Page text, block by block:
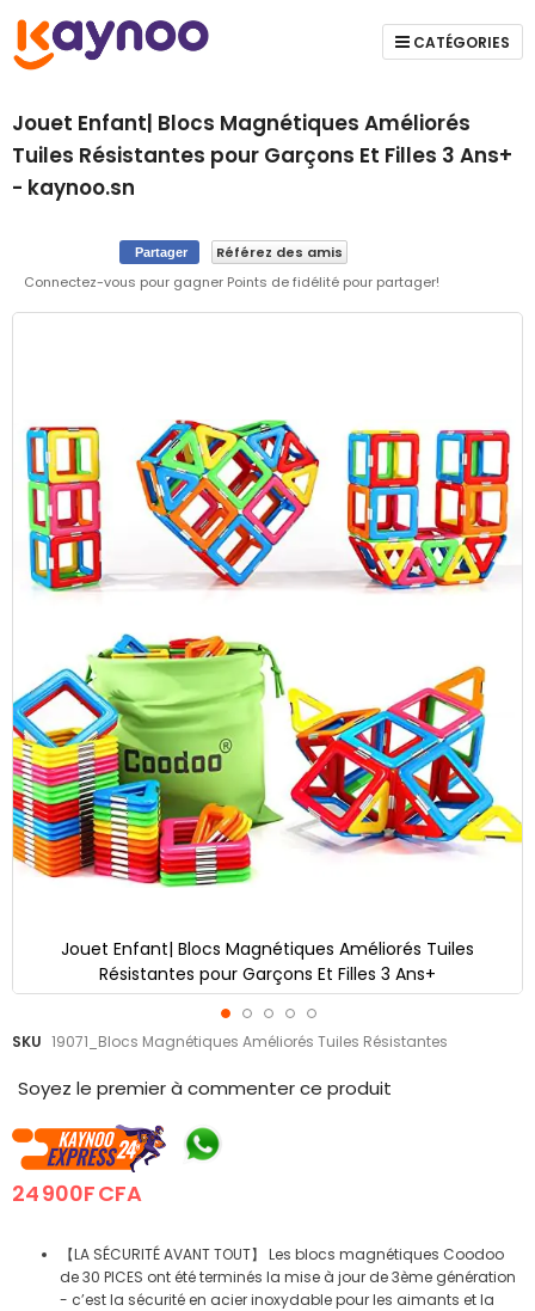
CATÉGORIES
Jouet Enfant| Blocs Magnétiques Améliorés
Tuiles Résistantes pour Garçons Et Filles 3 Ans+
- kaynoo.sn
Partager
Référez des amis
Connectez-vous pour gagner Points de fidélité pour partager!
SKU 19071_Blocs Magnétiques Améliorés Tuiles Résistantes
Soyez le premier à commenter ce produit
24 900F CFA
【LA SÉCURITÉ AVANT TOUT】 Les blocs magnétiques Coodoo
de 30 PICES ont été terminés la mise à jour de 3ème génération
- c’est la sécurité en acier inoxydable pour les aimants et la
Skip
the
images
gallery
Jouet Enfant| Blocs Magnétiques Améliorés Tuiles
Résistantes pour Garçons Et Filles 3 Ans+
Skip
the
of
the
images
gallery